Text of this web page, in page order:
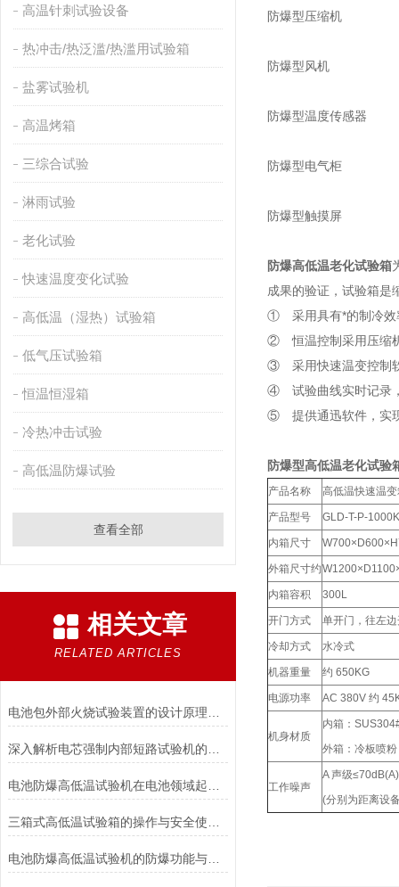
高温针刺试验设备
热冲击/热泛滥/热滥用试验箱
盐雾试验机
高温烤箱
三综合试验
淋雨试验
老化试验
快速温度变化试验
高低温（湿热）试验箱
低气压试验箱
恒温恒湿箱
冷热冲击试验
高低温防爆试验
查看全部
相关文章
RELATED ARTICLES
电池防爆高低温试验机的防爆功能与安全保障说明
防爆型压缩机
防爆型风机
防爆型温度传感器
防爆型电气柜
防爆型触摸屏
防爆高低温老化试验箱
成果的验证，试验箱是
① 采用具有*的制冷效
② 恒温控制采用压缩机
③ 采用快速温变控制
④ 试验曲线实时记录
⑤ 提供通迅软件，实
防爆型高低温老化试验
产品名称 高低温快速温
产品型号 GLD-T-P-
内箱尺寸
外箱尺寸约
内箱容积 300L
开门方式 单开门，往左
冷却方式 水冷式
机器重量 约 650KG
电源功率 AC 380V 约
机身材质
内箱：
外箱：冷板喷粉
工作噪声
A 声级≤70dB(A)
(分别为距离设